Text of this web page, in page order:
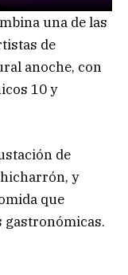
una de las
de
anoche, con
10 y
de
y
que
gastronómicas.